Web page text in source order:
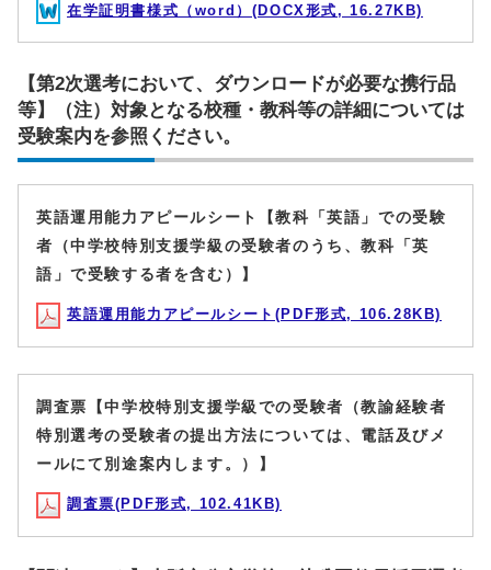
在学証明書様式（word）(DOCX形式, 16.27KB)
【第2次選考において、ダウンロードが必要な携行品
等】（注）対象となる校種・教科等の詳細については
受験案内を参照ください。
英語運用能力アピールシート【教科「英語」での受験
者（中学校特別支援学級の受験者のうち、教科「英
語」で受験する者を含む）】
英語運用能力アピールシート(PDF形式, 106.28KB)
調査票【中学校特別支援学級での受験者（教諭経験者
特別選考の受験者の提出方法については、電話及びメ
ールにて別途案内します。）】
調査票(PDF形式, 102.41KB)